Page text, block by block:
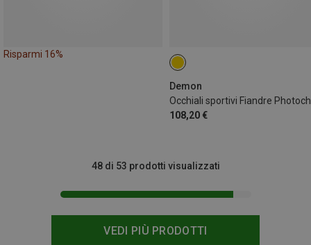
Risparmi 16%
Demon
108,20 €
VEDI PIÙ PRODOTTI
48 di 53 prodotti visualizzati